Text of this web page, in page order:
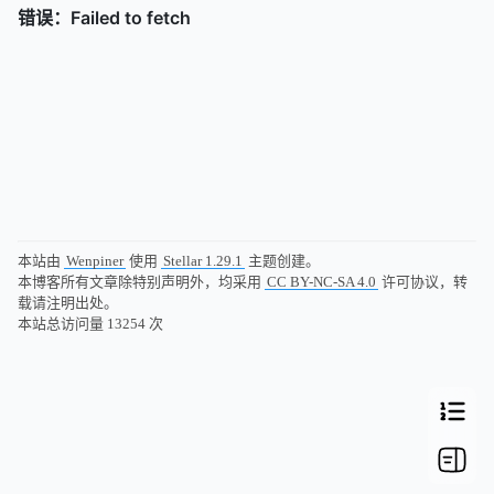
本站由 Wenpiner 使用 Stellar 1.29.1 主题创建。
本博客所有文章除特别声明外，均采用 CC BY-NC-SA 4.0 许可协议，转
载请注明出处。
本站总访问量 13254 次